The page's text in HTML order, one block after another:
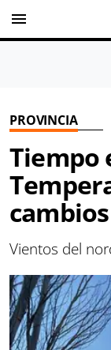
menu
PROVINCIA
Tiempo
Vientos del